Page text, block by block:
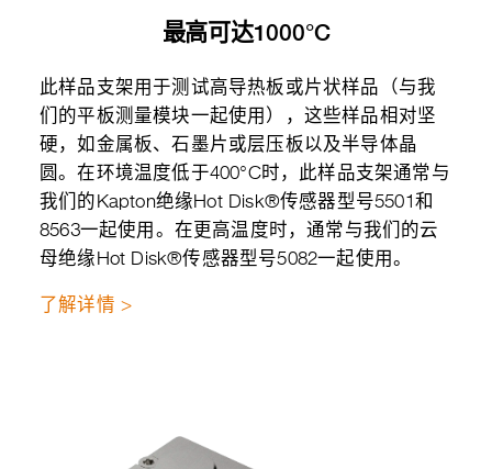
最高可达1000°C
此样品支架用于测试高导热板或片状样品（与我
们的平板测量模块一起使用），这些样品相对坚
硬，如金属板、石墨片或层压板以及半导体晶
圆。在环境温度低于400°C时，此样品支架通常与
我们的Kapton绝缘Hot Disk®传感器型号5501和
8563一起使用。在更高温度时，通常与我们的云
母绝缘Hot Disk®传感器型号5082一起使用。
了解详情 >